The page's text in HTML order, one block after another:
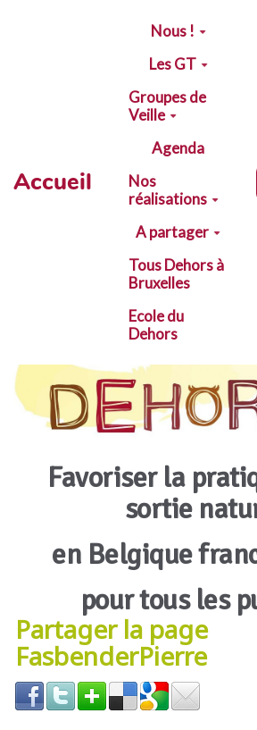
Aller au contenu principal
Accueil
Nous !
Les GT
Groupes de
Veille
Agenda
Nos
réalisations
A partager
Tous Dehors à
Bruxelles
Ecole du
Dehors
Favoriser la
sortie
en Belgique
pour tous les
Partager la page
FasbenderPierre